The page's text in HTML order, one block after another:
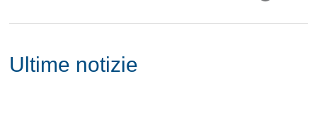
Ultime notizie